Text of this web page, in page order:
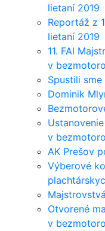
lietaní 2019
Reportáž z
lietaní 2019
11. FAI
v
Spustili
Dominik
v
AK Prešov
Výberové
Otvorené
v